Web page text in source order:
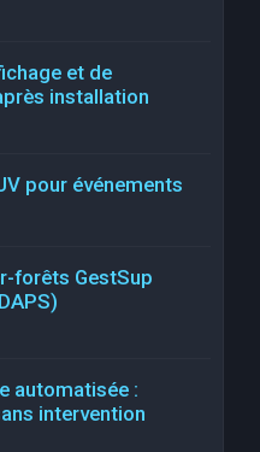
et de
installation
pour événements
forêts GestSup
automatisée :
intervention